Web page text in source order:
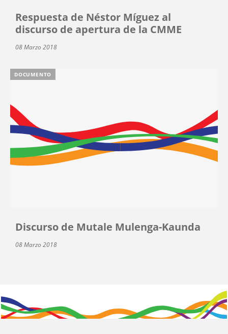
Respuesta de Néstor Míguez al
discurso de apertura de la CMME
08 Marzo 2018
DOCUMENTO
Discurso de Mutale Mulenga-Kaunda
08 Marzo 2018